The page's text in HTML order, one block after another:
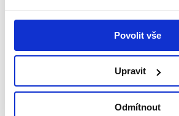
Povolit vše
Upravit
Odmítnout
Nejkrásnějšími momenty
chvíle, kdy se dcera začne
s maminkou Ellenky, 2. část
V Dolních Kounicích na Brněnsku
svým manželem Karlem a
Adélkou. V roce 2016 se...